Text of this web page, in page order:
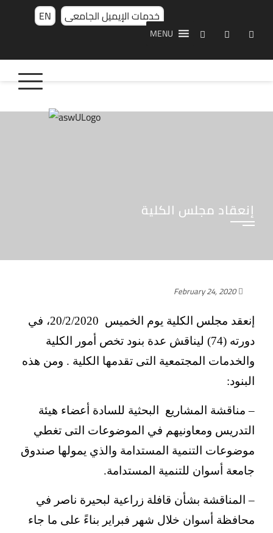
EN خدمات الإيميل الجامعى
MENU
إنعقاد مجلس الكلية
February 24, 2020
إنعقد مجلس الكلية يوم الخميس 20/2/2020، في
دورته (74) ليناقش عدة بنود تخص أمور الكلية
والخدمات المجتمعية التى تقدمها الكلية . ومن هذه
البنود:
– مناقشة المشاريع البحثية للسادة أعضاء هيئة
التدريس ومعاونيهم في الموضوعات التى تغطي
موضوعات التنمية المستدامة والذي يمولها صندوق
جامعة أسوان للتنمية المستدامة.
– المناقشة بشأن قافلة زراعية لبحيرة ناصر في
محافظة أسوان خلال شهر فبراير بناءً على ما جاء